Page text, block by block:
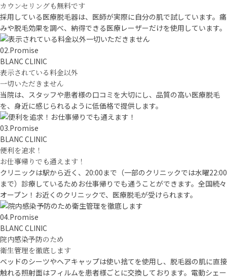
カウンセリングも無料です
採用している医療脱毛器は、医師が実際に自分の肌で試しています。痛
みや脱毛効果を調べ、納得できる医療レーザーだけを使用しています。
02.Promise
BLANC CLINIC
表示されている料金以外
一切いただきません
当院は、スタッフや患者様の口コミを大切にし、品質の高い医療脱毛
を、身近に感じられるように低価格で提供します。
03.Promise
BLANC CLINIC
便利を追求！
お仕事帰りでも通えます！
クリニックは駅から近く、20:00まで（一部のクリニックでは水曜22:00
まで）診療しているためお仕事帰りでも通うことができます。全国続々
オープン！お近くのクリニックで、医療脱毛が受けられます。
04.Promise
BLANC CLINIC
院内感染予防のため
衛生管理を徹底します
ベッドのシーツやヘアキャップは使い捨てを使用し、脱毛器の肌に直接
触れる照射面はフィルムを患者様ごとに交換しております。電動シェー